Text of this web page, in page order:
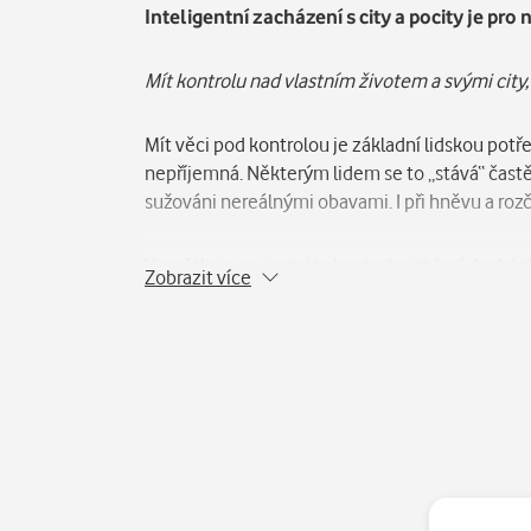
Inteligentní zacházení s city a pocity je pro
Mít kontrolu nad vlastním životem a svými
Mít věci pod kontrolou je základní lidskou
nepříjemná. Některým lidem se to „stává“
sužováni nereálnými obavami. I při hněvu a
Vysvětluje, co je ztráta kontroly, jak k ní
zakotvené v mozku a vyřešit destruktivní
Zobrazit více